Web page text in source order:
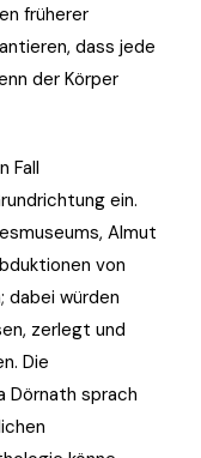
früherer
dass jede
der Körper
Fall
ein.
Almut
von
dabei würden
zerlegt und
Die
Dörnath sprach